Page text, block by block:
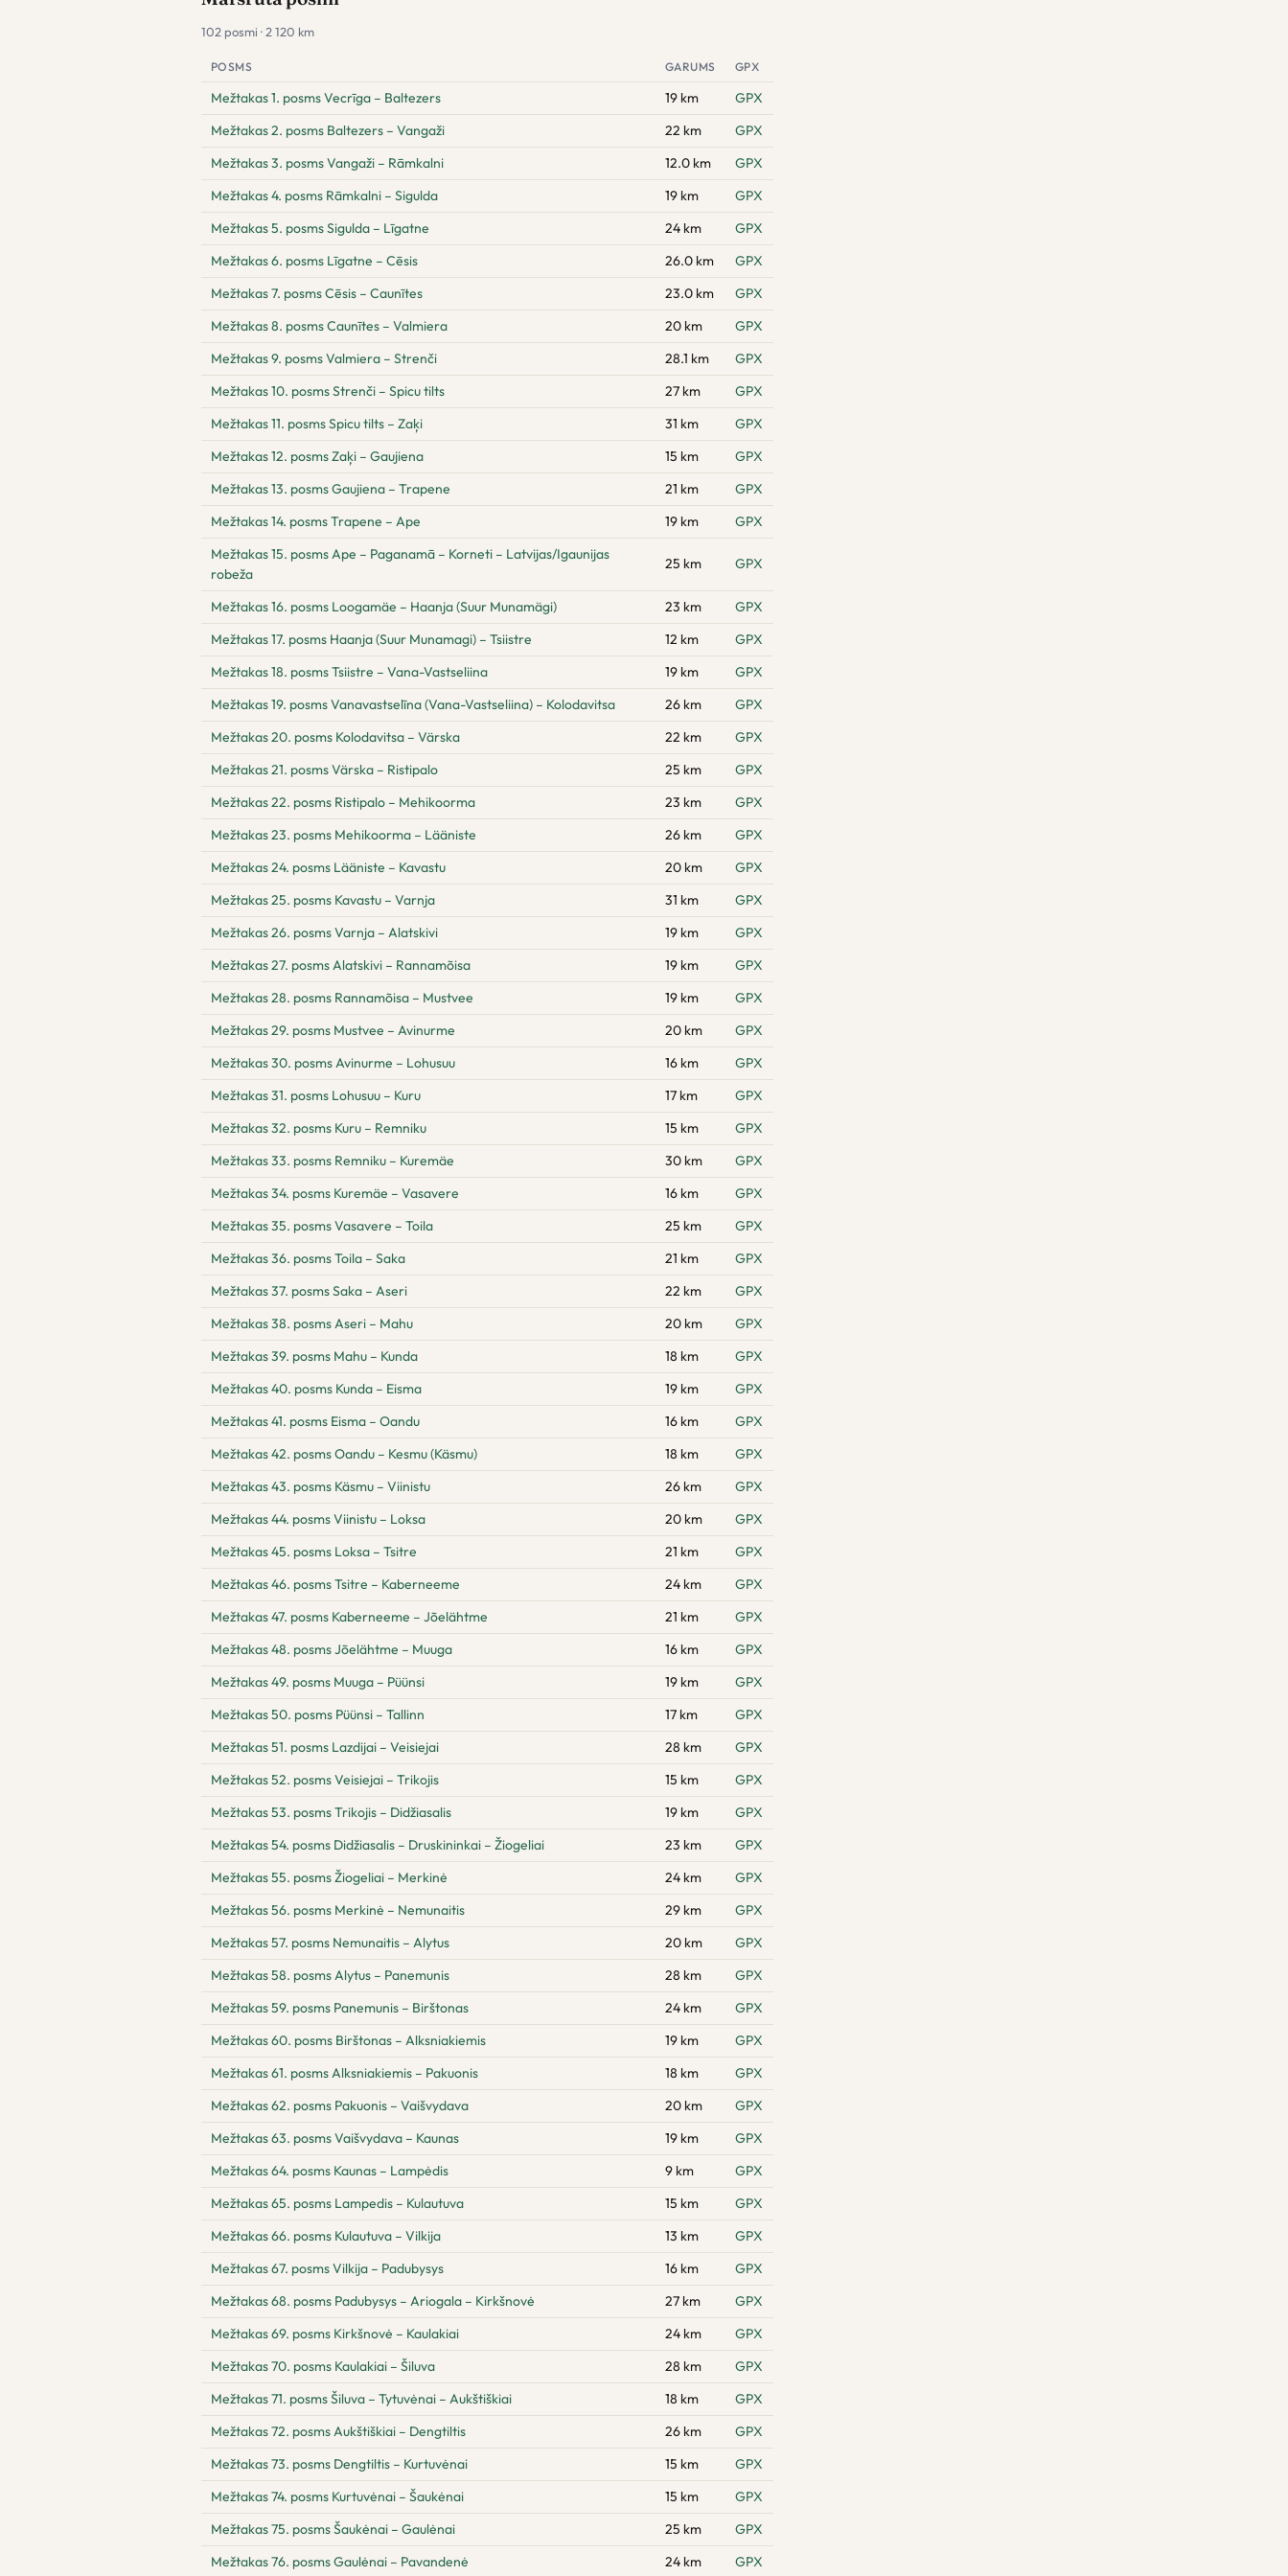
102 posmi · 2 120 km
POSMS GARUMS GPX
Mežtakas 1. posms Vecrīga – Baltezers 19 km
GPX
Mežtakas 2. posms Baltezers – Vangaži
22 km
GPX
Mežtakas 3. posms Vangaži – Rāmkalni
12.0 km
GPX
Mežtakas 4. posms Rāmkalni – Sigulda
19 km
GPX
Mežtakas 5. posms Sigulda – Līgatne
24 km
GPX
Mežtakas 6. posms Līgatne – Cēsis
26.0 km
GPX
Mežtakas 7. posms Cēsis – Caunītes
23.0 km
GPX
Mežtakas 8. posms Caunītes – Valmiera
20 km
GPX
Mežtakas 9. posms Valmiera – Strenči
28.1 km
GPX
Mežtakas 10. posms Strenči – Spicu tilts
27 km
GPX
Mežtakas 11. posms Spicu tilts – Zaķi
31 km
GPX
Mežtakas 12. posms Zaķi – Gaujiena
15 km
GPX
Mežtakas 13. posms Gaujiena – Trapene
21 km
GPX
Mežtakas 14. posms Trapene – Ape
19 km
GPX
Mežtakas 15. posms Ape – Paganamā – Korneti – Latvijas/Igaunijas
robeža
25 km GPX
Mežtakas 16. posms Loogamäe – Haanja (Suur Munamägi) 23 km
GPX
Mežtakas 17. posms Haanja (Suur Munamagi) – Tsiistre
12 km
GPX
Mežtakas 18. posms Tsiistre – Vana-Vastseliina
19 km
GPX
Mežtakas 19. posms Vanavastselīna (Vana-Vastseliina) – Kolodavitsa
26 km
GPX
Mežtakas 20. posms Kolodavitsa – Värska
22 km
GPX
Mežtakas 21. posms Värska – Ristipalo
25 km
GPX
Mežtakas 22. posms Ristipalo – Mehikoorma
23 km
GPX
Mežtakas 23. posms Mehikoorma – Lääniste
26 km
GPX
Mežtakas 24. posms Lääniste – Kavastu
20 km
GPX
Mežtakas 25. posms Kavastu – Varnja
31 km
GPX
Mežtakas 26. posms Varnja – Alatskivi
19 km
GPX
Mežtakas 27. posms Alatskivi – Rannamõisa
19 km
GPX
Mežtakas 28. posms Rannamõisa – Mustvee
19 km
GPX
Mežtakas 29. posms Mustvee – Avinurme
20 km
GPX
Mežtakas 30. posms Avinurme – Lohusuu
16 km
GPX
Mežtakas 31. posms Lohusuu – Kuru
17 km
GPX
Mežtakas 32. posms Kuru – Remniku
15 km
GPX
Mežtakas 33. posms Remniku – Kuremäe
30 km
GPX
Mežtakas 34. posms Kuremäe – Vasavere
16 km
GPX
Mežtakas 35. posms Vasavere – Toila
25 km
GPX
Mežtakas 36. posms Toila – Saka
21 km
GPX
Mežtakas 37. posms Saka – Aseri
22 km
GPX
Mežtakas 38. posms Aseri – Mahu
20 km
GPX
Mežtakas 39. posms Mahu – Kunda
18 km
GPX
Mežtakas 40. posms Kunda – Eisma
19 km
GPX
Mežtakas 41. posms Eisma – Oandu
16 km
GPX
Mežtakas 42. posms Oandu – Kesmu (Käsmu)
18 km
GPX
Mežtakas 43. posms Käsmu – Viinistu
26 km
GPX
Mežtakas 44. posms Viinistu – Loksa
20 km
GPX
Mežtakas 45. posms Loksa – Tsitre
21 km
GPX
Mežtakas 46. posms Tsitre – Kaberneeme
24 km
GPX
Mežtakas 47. posms Kaberneeme – Jõelähtme
21 km
GPX
Mežtakas 48. posms Jõelähtme – Muuga
16 km
GPX
Mežtakas 49. posms Muuga – Püünsi
19 km
GPX
Mežtakas 50. posms Püünsi – Tallinn
17 km
GPX
Mežtakas 51. posms Lazdijai – Veisiejai
28 km
GPX
Mežtakas 52. posms Veisiejai – Trikojis
15 km
GPX
Mežtakas 53. posms Trikojis – Didžiasalis
19 km
GPX
Mežtakas 54. posms Didžiasalis – Druskininkai – Žiogeliai
23 km
GPX
Mežtakas 55. posms Žiogeliai – Merkinė
24 km
GPX
Mežtakas 56. posms Merkinė – Nemunaitis
29 km
GPX
Mežtakas 57. posms Nemunaitis – Alytus
20 km
GPX
Mežtakas 58. posms Alytus – Panemunis
28 km
GPX
Mežtakas 59. posms Panemunis – Birštonas
24 km
GPX
Mežtakas 60. posms Birštonas – Alksniakiemis
19 km
GPX
Mežtakas 61. posms Alksniakiemis – Pakuonis
18 km
GPX
Mežtakas 62. posms Pakuonis – Vaišvydava
20 km
GPX
Mežtakas 63. posms Vaišvydava – Kaunas
19 km
GPX
Mežtakas 64. posms Kaunas – Lampėdis
9 km
GPX
Mežtakas 65. posms Lampedis – Kulautuva
15 km
GPX
Mežtakas 66. posms Kulautuva – Vilkija
13 km
GPX
Mežtakas 67. posms Vilkija – Padubysys
16 km
GPX
Mežtakas 68. posms Padubysys – Ariogala – Kirkšnovė
27 km
GPX
Mežtakas 69. posms Kirkšnovė – Kaulakiai
24 km
GPX
Mežtakas 70. posms Kaulakiai – Šiluva
28 km
GPX
Mežtakas 71. posms Šiluva – Tytuvėnai – Aukštiškiai
18 km
GPX
Mežtakas 72. posms Aukštiškiai – Dengtiltis
26 km
GPX
Mežtakas 73. posms Dengtiltis – Kurtuvėnai
15 km
GPX
Mežtakas 74. posms Kurtuvėnai – Šaukėnai
15 km
GPX
Mežtakas 75. posms Šaukėnai – Gaulėnai
25 km
GPX
Mežtakas 76. posms Gaulėnai – Pavandenė
24 km GPX